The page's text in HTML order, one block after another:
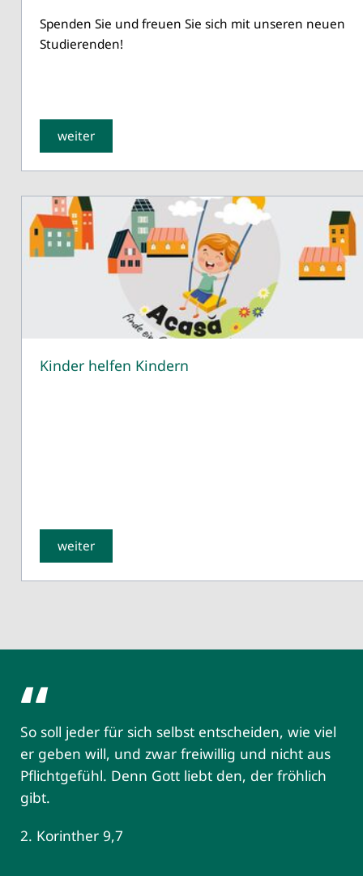
Spenden Sie und freuen Sie sich mit unseren neuen
Studierenden!
weiter
Kinder helfen Kindern
weiter
So soll jeder für sich selbst entscheiden, wie viel
er geben will, und zwar freiwillig und nicht aus
Pflichtgefühl. Denn Gott liebt den, der fröhlich
gibt.
2. Korinther 9,7